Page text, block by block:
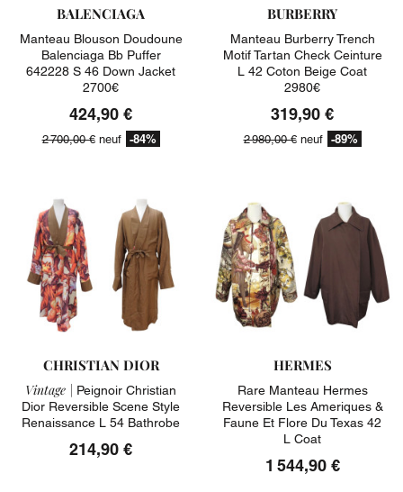
BALENCIAGA
Manteau Blouson Doudoune
Balenciaga Bb Puffer
642228 S 46 Down Jacket
2700€
424,90 €
2 700,00 €neuf -84%
BURBERRY
Manteau Burberry Trench
Motif Tartan Check Ceinture
L 42 Coton Beige Coat
2980€
319,90 €
2 980,00 €neuf -89%
CHRISTIAN DIOR
Vintage | Peignoir Christian
Dior Reversible Scene Style
Renaissance L 54 Bathrobe
214,90 €
HERMES
Rare Manteau Hermes
Reversible Les Ameriques &
Faune Et Flore Du Texas 42
L Coat
1 544,90 €